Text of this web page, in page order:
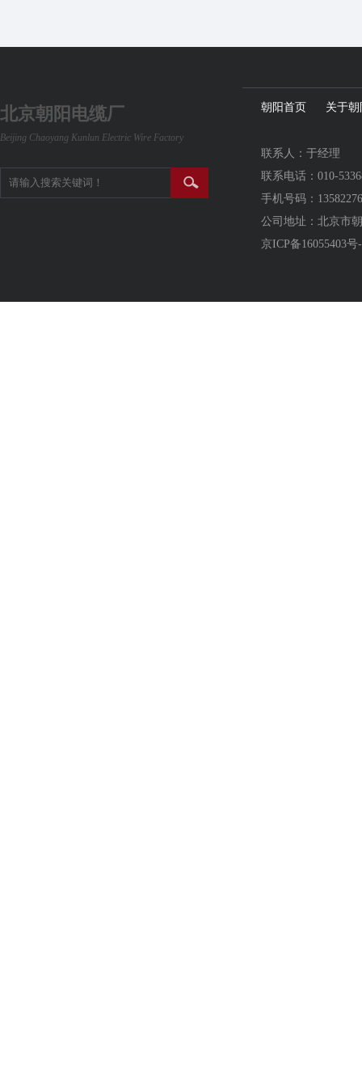
北京朝阳电缆厂
Beijing Chaoyang Kunlun Electric Wire Factory
朝阳首页 关于朝
联系人：于经理
联系电话：010-
手机号码：
公司地址：北京市
京ICP备16055403号